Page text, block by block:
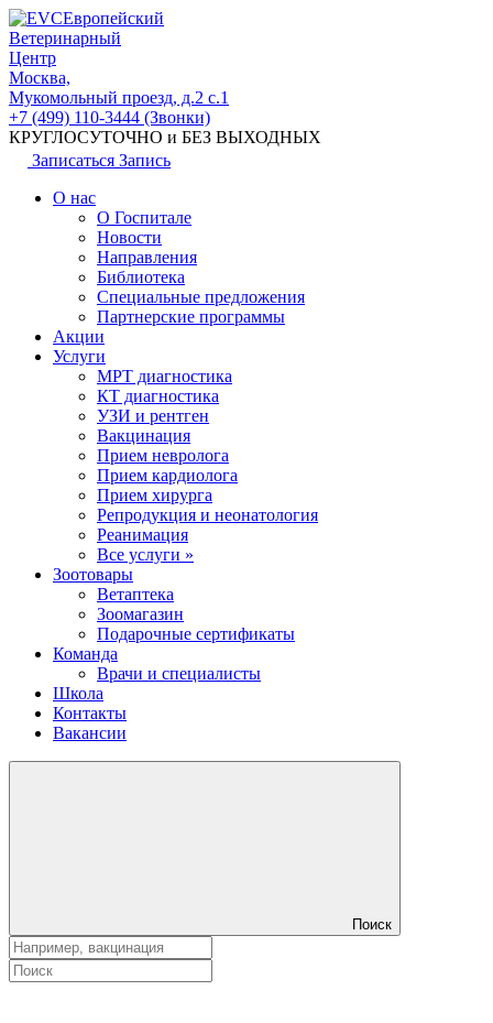
Европейский
Ветеринарный
Центр
Москва,
Мукомольный проезд, д.2 с.1
+7 (499) 110-3444 (Звонки)
КРУГЛОСУТОЧНО и БЕЗ ВЫХОДНЫХ
Записаться Запись
О нас
О Госпитале
Новости
Направления
Библиотека
Специальные предложения
Партнерские программы
Акции
Услуги
МРТ диагностика
КТ диагностика
УЗИ и рентген
Вакцинация
Прием невролога
Прием кардиолога
Прием хирурга
Репродукция и неонатология
Реанимация
Все услуги »
Зоотовары
Ветаптека
Зоомагазин
Подарочные сертификаты
Команда
Врачи и специалисты
Школа
Контакты
Вакансии
Поиск